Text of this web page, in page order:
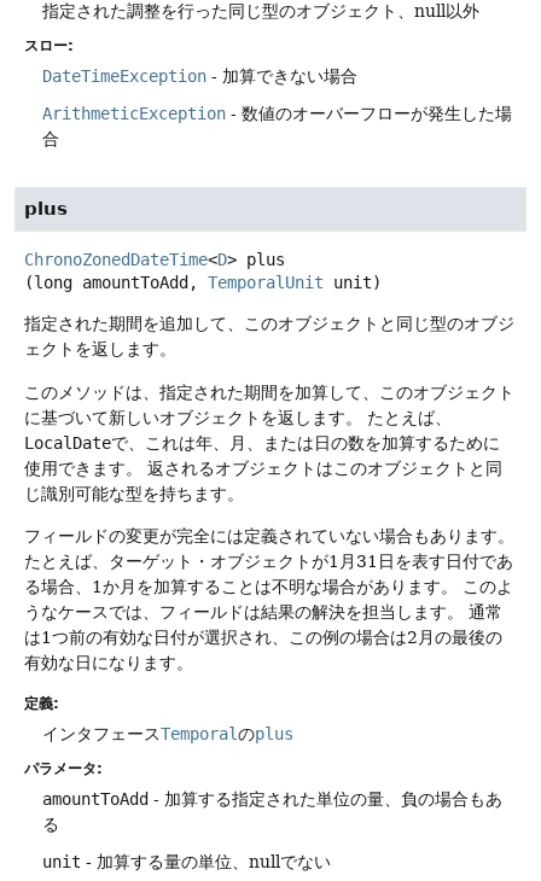
指定された調整を行った同じ型のオブジェクト、null以外
スロー:
DateTimeException - 加算できない場合
ArithmeticException - 数値のオーバーフローが発生した場
合
plus
ChronoZonedDateTime<D> plus
(long amountToAdd, TemporalUnit unit)
指定された期間を追加して、このオブジェクトと同じ型のオブジ
ェクトを返します。
このメソッドは、指定された期間を加算して、このオブジェクト
に基づいて新しいオブジェクトを返します。
たとえば、
LocalDateで、これは年、月、または日の数を加算するために
使用できます。
返されるオブジェクトはこのオブジェクトと同
じ識別可能な型を持ちます。
フィールドの変更が完全には定義されていない場合もあります。
たとえば、ターゲット・オブジェクトが1月31日を表す日付であ
る場合、1か月を加算することは不明な場合があります。
このよ
うなケースでは、フィールドは結果の解決を担当します。
通常
は1つ前の有効な日付が選択され、この例の場合は2月の最後の
有効な日になります。
定義:
インタフェースTemporalのplus
パラメータ:
amountToAdd - 加算する指定された単位の量、負の場合もあ
る
unit - 加算する量の単位、nullでない